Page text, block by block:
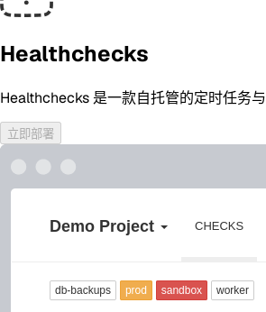
Healthchecks
Healthchecks 是一款自托管的定时任务
立即部署